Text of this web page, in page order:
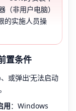
（非用户电脑）
的实施人员操
置条件
或弹出‘无法启动
用：Windows